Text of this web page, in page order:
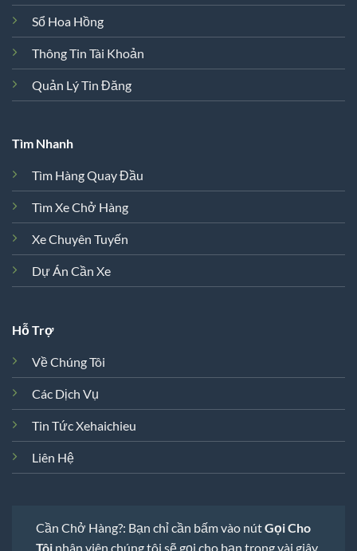
Sổ Hoa Hồng
Thông Tin Tài Khoản
Quản Lý Tin Đăng
Tìm Nhanh
Tìm Hàng Quay Đầu
Tìm Xe Chở Hàng
Xe Chuyên Tuyến
Dự Án Cần Xe
Hỗ Trợ
Về Chúng Tôi
Các Dịch Vụ
Tin Tức Xehaichieu
Liên Hệ
Cần Chở Hàng?: Bạn chỉ cần bấm vào nútGọi Cho
Tôi nhân viên chúng tôi sẽ gọi cho bạn trong vài giây